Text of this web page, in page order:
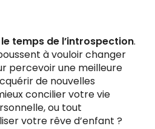
temps de l’introspection.
à vouloir changer
percevoir une meilleure
de nouvelles
concilier votre vie
ou tout
votre rêve d’enfant ?